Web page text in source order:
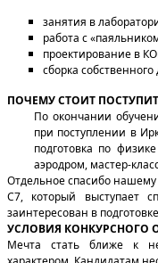
занятия в
работа с
проектирование в
сборка
ПОЧЕМУ СТОИТ
По окончании
при поступлении в
подготовка по
аэродром, мастер-
Отдельное спасибо
С7, который выступает
заинтересован в
УСЛОВИЯ КОНКУРСНОГО
Мечта стать ближе к